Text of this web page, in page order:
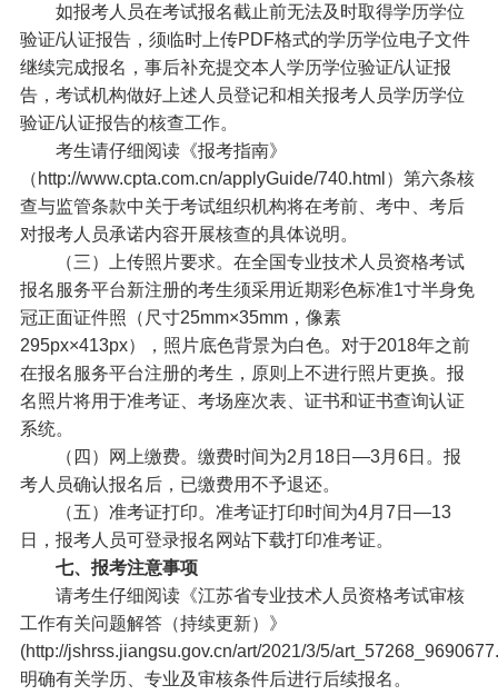
如报考人员在考试报名截止前无法及时取得学历学位
验证/认证报告，须临时上传PDF格式的学历学位电子文件
继续完成报名，事后补充提交本人学历学位验证/认证报
告，考试机构做好上述人员登记和相关报考人员学历学位
验证/认证报告的核查工作。
考生请仔细阅读《报考指南》
（http://www.cpta.com.cn/applyGuide/740.html）第六条核
查与监管条款中关于考试组织机构将在考前、考中、考后
对报考人员承诺内容开展核查的具体说明。
（三）上传照片要求。在全国专业技术人员资格考试
报名服务平台新注册的考生须采用近期彩色标准1寸半身免
冠正面证件照（尺寸25mm×35mm，像素
295px×413px），照片底色背景为白色。对于2018年之前
在报名服务平台注册的考生，原则上不进行照片更换。报
名照片将用于准考证、考场座次表、证书和证书查询认证
系统。
（四）网上缴费。缴费时间为2月18日—3月6日。报
考人员确认报名后，已缴费用不予退还。
（五）准考证打印。准考证打印时间为4月7日—13
日，报考人员可登录报名网站下载打印准考证。
七、报考注意事项
请考生仔细阅读《江苏省专业技术人员资格考试审核
工作有关问题解答（持续更新）》
(http://jshrss.jiangsu.gov.cn/art/2021/3/5/
明确有关学历、专业及审核条件后进行后续报名。